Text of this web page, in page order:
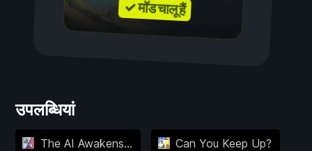
✓ मॉड चालू हैं
उपलब्धियां
The AI Awakens... Can You Keep Up?